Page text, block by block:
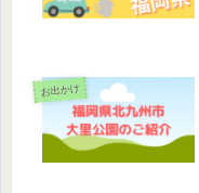
お出かけ